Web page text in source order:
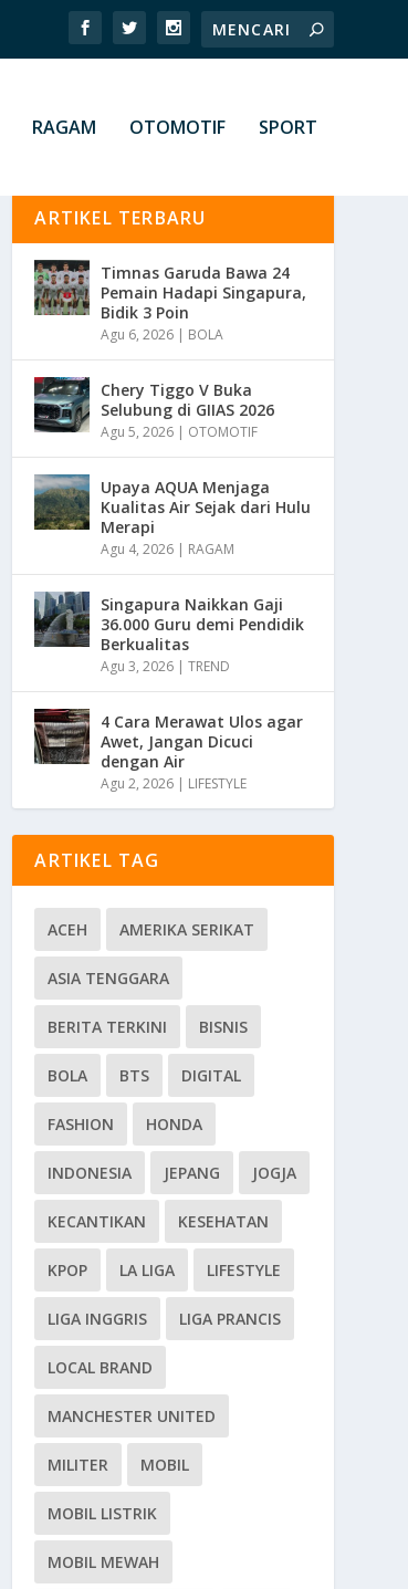
RAGAM OTOMOTIF SPORT
ARTIKEL TERBARU
Timnas Garuda Bawa 24
Pemain Hadapi Singapura,
Bidik 3 Poin
Agu 6, 2026 | BOLA
Chery Tiggo V Buka
Selubung di GIIAS 2026
Agu 5, 2026 | OTOMOTIF
Upaya AQUA Menjaga
Kualitas Air Sejak dari Hulu
Merapi
Agu 4, 2026 | RAGAM
Singapura Naikkan Gaji
36.000 Guru demi Pendidik
Berkualitas
Agu 3, 2026 |TREND
4 Cara Merawat Ulos agar
Awet, Jangan Dicuci
dengan Air
Agu 2, 2026 | LIFESTYLE
ARTIKEL TAG
ACEH AMERIKA SERIKAT
ASIA TENGGARA
BERITA TERKINI BISNIS
BOLA BTS DIGITAL
FASHION HONDA
INDONESIA JEPANG JOGJA
KECANTIKAN KESEHATAN
KPOP LA LIGA LIFESTYLE
LIGA INGGRIS LIGA PRANCIS
LOCAL BRAND
MANCHESTER UNITED
MILITER MOBIL
MOBIL LISTRIK
MOBIL MEWAH